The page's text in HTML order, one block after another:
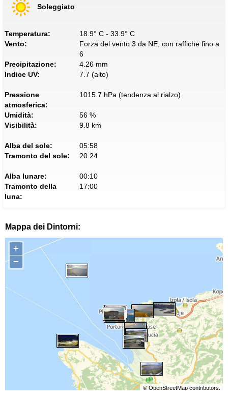
Soleggiato
Temperatura:
18.9° C - 33.9° C
Vento:
Forza del vento 3 da NE, con raffiche fino a
6
Precipitazione:
4.26 mm
Indice UV:
7.7 (alto)
Pressione
atmosferica:
1015.7 hPa (tendenza al rialzo)
Umidità:
56 %
Visibilità:
9.8 km
Alba del sole:
05:58
Tramonto del sole:
20:24
Alba lunare:
00:10
Tramonto della
luna:
17:00
Mappa dei Dintorni:
+
−
© OpenStreetMapcontributors.